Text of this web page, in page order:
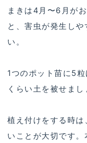
まきは4月〜6月が
と、害虫が発生し
い。
1つのポット苗に5
くらい土を被せまし
植え付けをする時
いことが大切です